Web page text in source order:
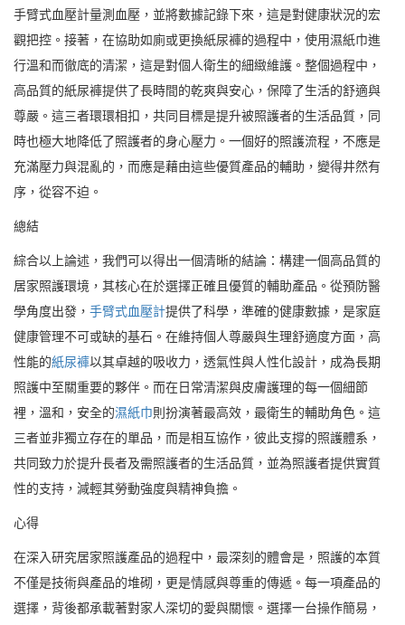
手臂式血壓計量測血壓，並將數據記錄下來，這是對健康狀況的宏
觀把控。接著，在協助如廁或更換紙尿褲的過程中，使用濕紙巾進
行溫和而徹底的清潔，這是對個人衛生的細緻維護。整個過程中，
高品質的紙尿褲提供了長時間的乾爽與安心，保障了生活的舒適與
尊嚴。這三者環環相扣，共同目標是提升被照護者的生活品質，同
時也極大地降低了照護者的身心壓力。一個好的照護流程，不應是
充滿壓力與混亂的，而應是藉由這些優質產品的輔助，變得井然有
序，從容不迫。
總結
綜合以上論述，我們可以得出一個清晰的結論：構建一個高品質的
居家照護環境，其核心在於選擇正確且優質的輔助產品。從預防醫
學角度出發， 手臂式血壓計提供了科學，準確的健康數據，是家庭
健康管理不可或缺的基石。在維持個人尊嚴與生理舒適度方面，高
性能的紙尿褲以其卓越的吸收力，透氣性與人性化設計，成為長期
照護中至關重要的夥伴。而在日常清潔與皮膚護理的每一個細節
裡，溫和，安全的濕紙巾則扮演著最高效，最衛生的輔助角色。這
三者並非獨立存在的單品，而是相互協作，彼此支撐的照護體系，
共同致力於提升長者及需照護者的生活品質，並為照護者提供實質
性的支持，減輕其勞動強度與精神負擔。
心得
在深入研究居家照護產品的過程中，最深刻的體會是，照護的本質
不僅是技術與產品的堆砌，更是情感與尊重的傳遞。每一項產品的
選擇，背後都承載著對家人深切的愛與關懷。選擇一台操作簡易，